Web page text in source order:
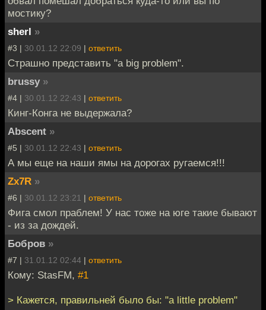
мостику?
sherl »
#3 | 30.01.12 22:09 | ответить
Страшно представить "a big problem".
brussy »
#4 | 30.01.12 22:43 | ответить
Кинг-Конга не выдержала?
Abscent »
#5 | 30.01.12 22:43 | ответить
А мы еще на наши ямы на дорогах ругаемся!!!
Zx7R »
#6 | 30.01.12 23:21 | ответить
Фига смол праблем! У нас тоже на юге такие бывают
- из за дождей.
Бобров »
#7 | 31.01.12 02:44 | ответить
Кому: StasFM, #1
> Кажется, правильней было бы: "a little problem"